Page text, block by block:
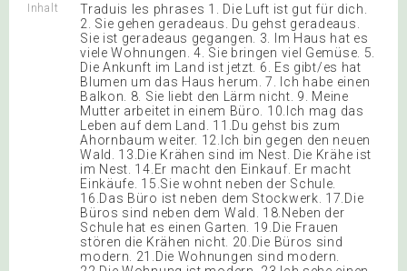
Inhalt
Traduis les phrases 1. Die Luft ist gut für dich.
2. Sie gehen geradeaus. Du gehst geradeaus.
Sie ist geradeaus gegangen. 3. Im Haus hat es
viele Wohnungen. 4. Sie bringen viel Gemüse. 5.
Die Ankunft im Land ist jetzt. 6. Es gibt/es hat
Blumen um das Haus herum. 7. Ich habe einen
Balkon. 8. Sie liebt den Lärm nicht. 9. Meine
Mutter arbeitet in einem Büro. 10.Ich mag das
Leben auf dem Land. 11.Du gehst bis zum
Ahornbaum weiter. 12.Ich bin gegen den neuen
Wald. 13.Die Krähen sind im Nest. Die Krähe ist
im Nest. 14.Er macht den Einkauf. Er macht
Einkäufe. 15.Sie wohnt neben der Schule.
16.Das Büro ist neben dem Stockwerk. 17.Die
Büros sind neben dem Wald. 18.Neben der
Schule hat es einen Garten. 19.Die Frauen
stören die Krähen nicht. 20.Die Büros sind
modern. 21.Die Wohnungen sind modern.